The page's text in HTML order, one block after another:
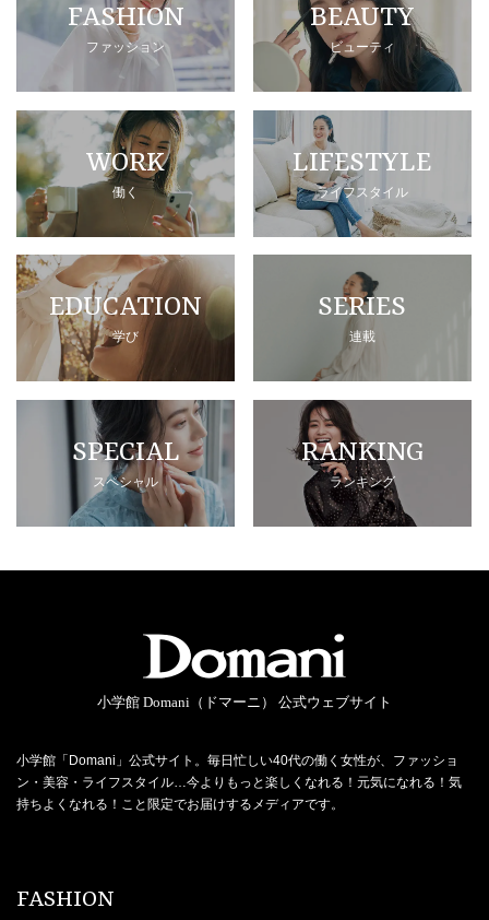
FASHION
ファッション
BEAUTY
ビューティ
WORK
働く
LIFESTYLE
ライフスタイル
EDUCATION
学び
SERIES
連載
SPECIAL
スペシャル
RANKING
ランキング
小学館 Domani（ドマーニ） 公式ウェブサイト
小学館「Domani」公式サイト。毎日忙しい40代の働く女性が、ファッショ
ン・美容・ライフスタイル…今よりもっと楽しくなれる！元気になれる！気
持ちよくなれる！こと限定でお届けするメディアです。
FASHION